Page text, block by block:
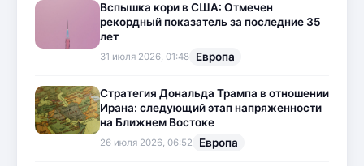
Вспышка кори в США: Отмечен
рекордный показатель за последние 35
лет
31 июля 2026, 01:48 Европа
Стратегия Дональда Трампа в отношении
Ирана: следующий этап напряженности
на Ближнем Востоке
26 июля 2026, 06:52 Европа